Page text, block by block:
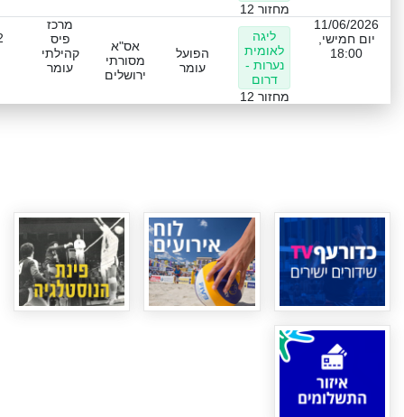
מחזור 12
11/06/2026
יום חמישי,
18:00
ליגה
לאומית
נערות -
דרום
מחזור 12
הפועל
עומר
אס"א
מסורתי
ירושלים
מרכז
פיס
קהילתי
עומר